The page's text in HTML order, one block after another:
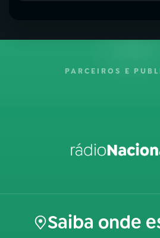
PARCEIROS E
Saiba onde